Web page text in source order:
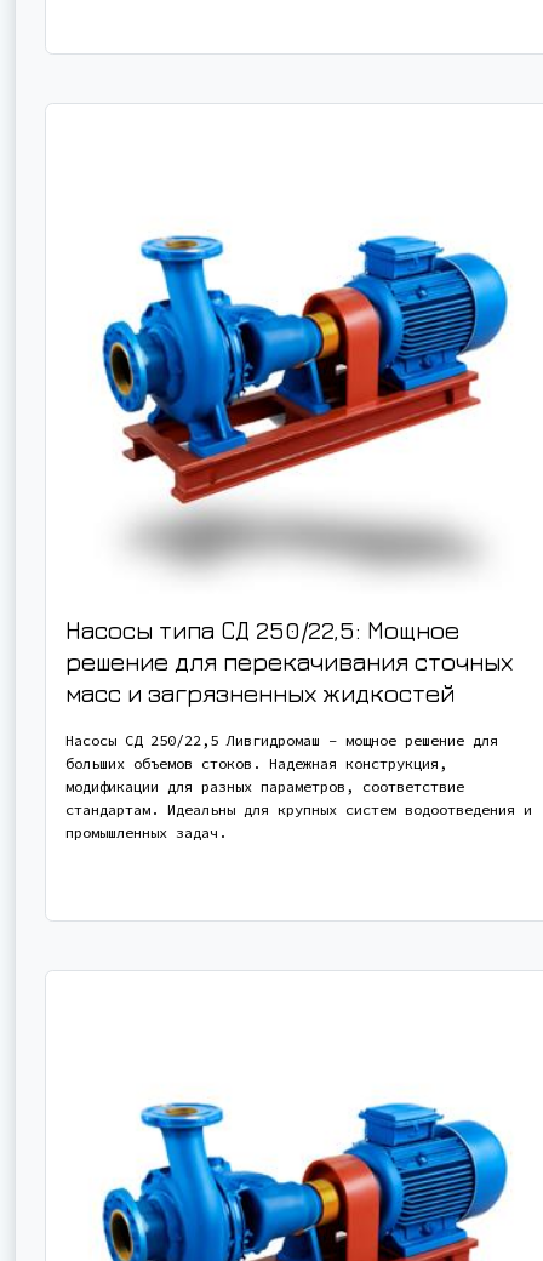
Насосы типа СД 250/22,5: Мощное
решение для перекачивания сточных
масс и загрязненных жидкостей
Насосы СД 250/22,5 Ливгидромаш – мощное решение для
больших объемов стоков. Надежная конструкция,
модификации для разных параметров, соответствие
стандартам. Идеальны для крупных систем водоотведения и
промышленных задач.